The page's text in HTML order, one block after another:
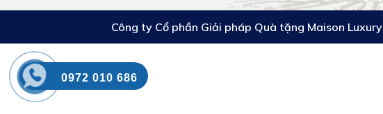
Công ty Cổ phần Giải pháp Quà tặng Maison Luxury
0972 010 686